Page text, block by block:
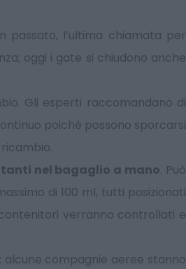
passato, l’ultima chiamata per
oggi i gate si chiudono anche
Gli esperti raccomandano di
poiché possono sporcarsi
nel bagaglio a mano. Può
di 100 ml, tutti posizionati
verranno controllati e
: alcune compagnie aeree stanno